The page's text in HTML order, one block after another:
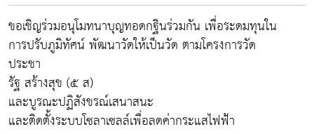
ขอเชิญร่วมอนุโมทนาบุญทอดกฐินร่วมกัน เพื่อระดมทุนใน
การปรับภูมิทัศน์ พัฒนาวัดให้เป็นวัด ตามโครงการวัด
ประชา
รัฐ สร้างสุข (๕ ส)
และบูรณะปฏิสังขรณ์เสนาสนะ
และติดตั้งระบบโซลาเซลล์เพื่อลดค่ากระแสไฟฟ้า